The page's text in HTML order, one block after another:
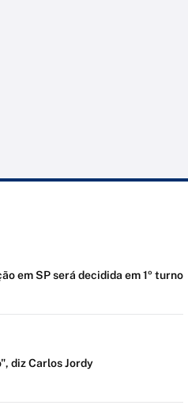
em SP será decidida em 1º turno
diz Carlos Jordy